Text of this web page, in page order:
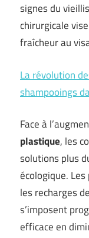
signes du
chirurgicale
fraîcheur au
La révolution
shampooings
Face à
plastique, les
solutions plus
écologique.
les recharges
s’imposent
efficace en